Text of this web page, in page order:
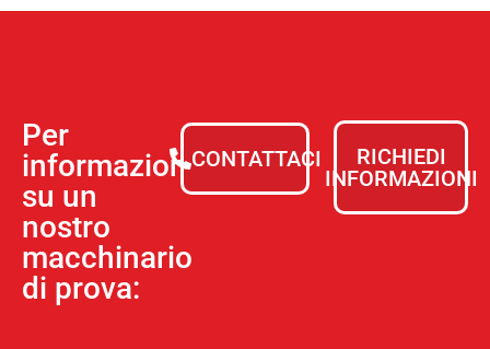
Per
informazioni
su un
nostro
macchinario
di prova:
CONTATTACI
RICHIEDI
INFORMAZIONI